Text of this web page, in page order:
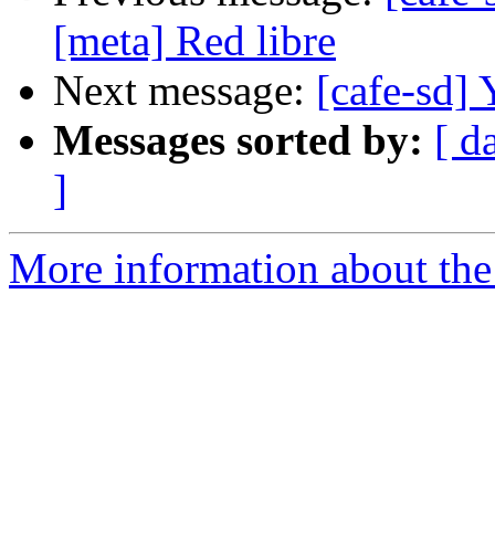
[meta] Red libre
Next message: [cafe-sd]
Messages sorted by: [
]
More information about